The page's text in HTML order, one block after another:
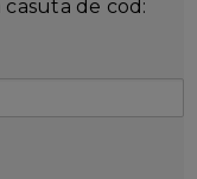
de cod: